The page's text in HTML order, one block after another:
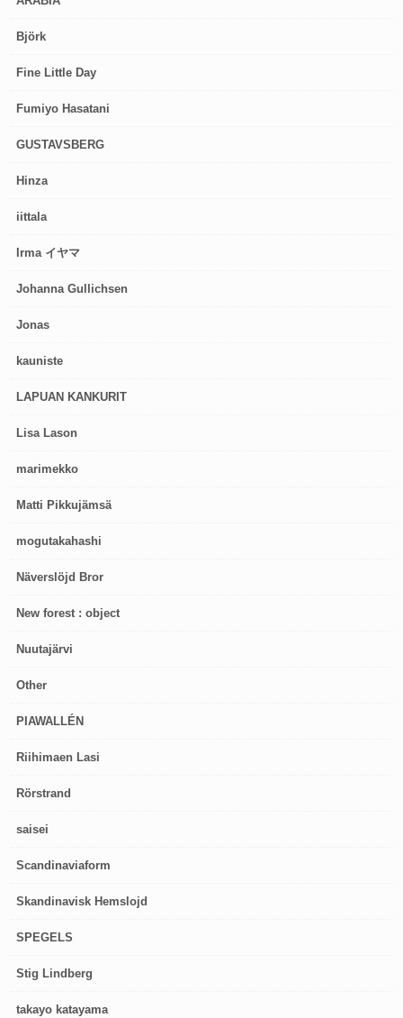
Björk
Fine Little Day
Fumiyo Hasatani
GUSTAVSBERG
Hinza
iittala
Irma イヤマ
Johanna Gullichsen
Jonas
kauniste
LAPUAN KANKURIT
Lisa Lason
marimekko
Matti Pikkujämsä
mogutakahashi
Näverslöjd Bror
New forest : object
Nuutajärvi
Other
PIAWALLÉN
Riihimaen Lasi
Rörstrand
saisei
Scandinaviaform
Skandinavisk Hemslojd
SPEGELS
Stig Lindberg
takayo katayama